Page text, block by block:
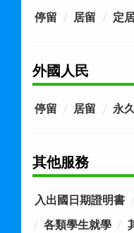
停留 居留 定
外國人民
停留 居留 永
其他服務
入出國日期證明書
各類學生就學